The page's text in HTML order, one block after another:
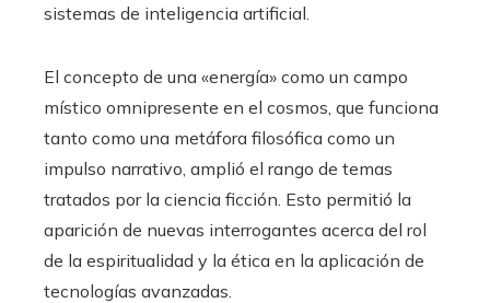
sistemas de inteligencia artificial.
El concepto de una «energía» como un campo
místico omnipresente en el cosmos, que funciona
tanto como una metáfora filosófica como un
impulso narrativo, amplió el rango de temas
tratados por la ciencia ficción. Esto permitió la
aparición de nuevas interrogantes acerca del rol
de la espiritualidad y la ética en la aplicación de
tecnologías avanzadas.